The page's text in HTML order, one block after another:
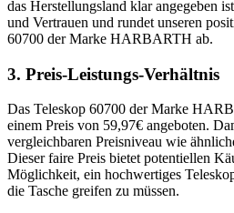
das Herstellungsland klar angegeben
und Vertrauen und rundet unseren
60700 der Marke HARBARTH ab.
3. Preis-Leistungs-Verhältnis
Das Teleskop 60700 der Marke
einem Preis von 59,97€ angeboten.
vergleichbaren Preisniveau wie
Dieser faire Preis bietet potentiellen
Möglichkeit, ein hochwertiges
die Tasche greifen zu müssen.